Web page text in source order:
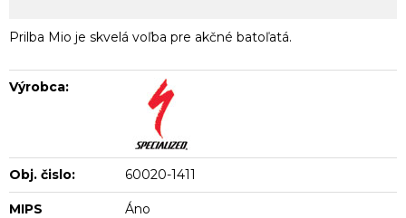
Prilba Mio je skvelá voľba pre akčné batoľatá.
Výrobca:
Obj. čislo: 60020-1411
MIPS Áno